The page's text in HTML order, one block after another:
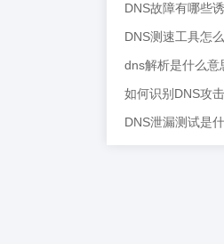
DNS故障有哪些
DNS测速工具怎
dns解析是什么意
DNS泄漏测试是